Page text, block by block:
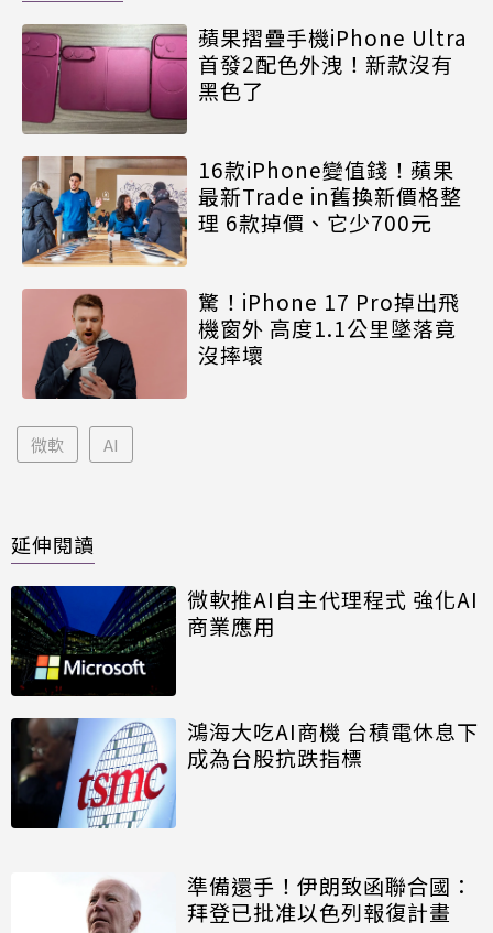
蘋果摺疊手機iPhone Ultra
首發2配色外洩！新款沒有
黑色了
16款iPhone變值錢！蘋果
最新Trade in舊換新價格整
理 6款掉價、它少700元
驚！iPhone 17 Pro掉出飛
機窗外 高度1.1公里墜落竟
沒摔壞
微軟 AI
延伸閱讀
微軟推AI自主代理程式 強化AI
商業應用
鴻海大吃AI商機 台積電休息下
成為台股抗跌指標
準備還手！伊朗致函聯合國：
拜登已批准以色列報復計畫